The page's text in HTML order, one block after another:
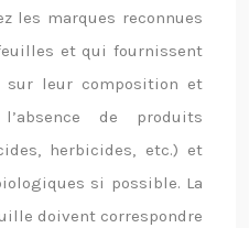
les marques reconnues
et qui fournissent
sur leur composition et
de produits
herbicides, etc.) et
si possible. La
doivent correspondre